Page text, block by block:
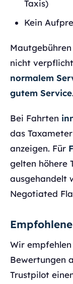
Taxis)
Kein
nicht
normalem
gutem Service.
Bei Fahrten
das
anzeigen. Für
gelten höhere
ausgehandelt
Negotiated
Wir empfehlen
Bewertungen
Trustpilot